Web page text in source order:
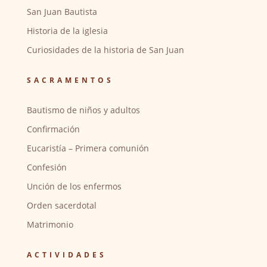
San Juan Bautista
Historia de la iglesia
Curiosidades de la historia de San Juan
SACRAMENTOS
Bautismo de niños y adultos
Confirmación
Eucaristía – Primera comunión
Confesión
Unción de los enfermos
Orden sacerdotal
Matrimonio
ACTIVIDADES